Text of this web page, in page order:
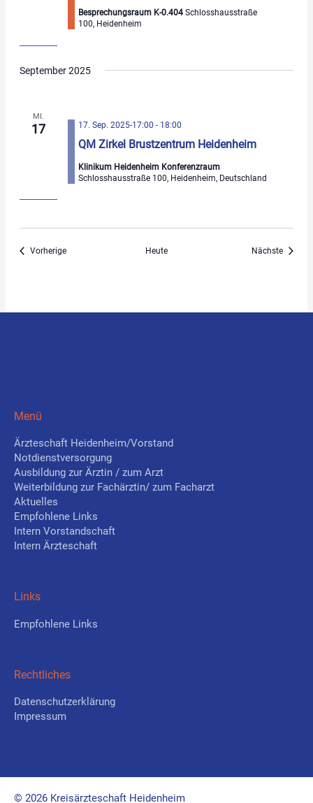
Besprechungsraum K-0.404Schlosshausstraße
100, Heidenheim
September 2025
MI.
17
QM Zirkel Brustzentrum Heidenheim
17. Sep. 2025-17:00 - 18:00
Klinikum Heidenheim Konferenzraum
Schlosshausstraße 100, Heidenheim, Deutschland
VorherigeVeranstaltungen Heute Nächste
Menü
Ärzteschaft Heidenheim/Vorstand
Notdienstversorgung
Ausbildung zur Ärztin / zum Arzt
Weiterbildung zur Fachärztin/ zum Facharzt
Aktuelles
Empfohlene Links
Intern Vorstandschaft
Intern Ärzteschaft
Links
Empfohlene Links
Rechtliches
Datenschutzerklärung
Impressum
© 2026 Kreisärzteschaft Heidenheim